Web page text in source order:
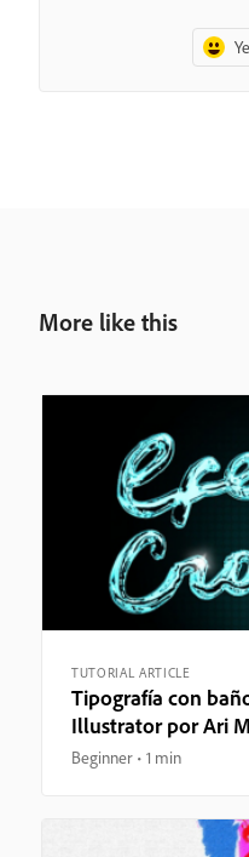
More like this
TUTORIAL ARTICLE
Tipografía con
Illustrator por Ari
Beginner 1 min